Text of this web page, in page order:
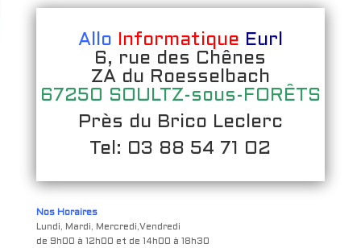
Allo Informatique Eurl
6, rue des Chênes
ZA du Roesselbach
67250 SOULTZ-sous-FORÊTS
Près du Brico Leclerc
Tel: 03 88 54 71 02
Nos Horaires
Lundi, Mardi, Mercredi,Vendredi
de 9h00 à 12h00 et de 14h00 à 18h30